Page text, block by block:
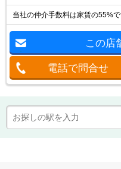
当社の仲介手数料は家賃の55%
この店
電話で問合せ